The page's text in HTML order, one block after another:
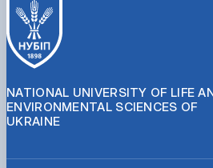
NATIONAL UNIVERSITY OF LIFE
ENVIRONMENTAL SCIENCES OF
UKRAINE